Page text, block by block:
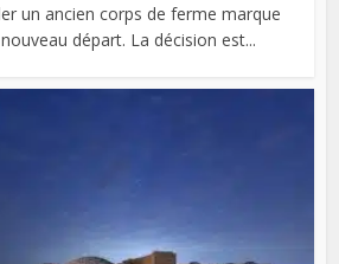
un ancien corps de ferme marque
départ. La décision est...